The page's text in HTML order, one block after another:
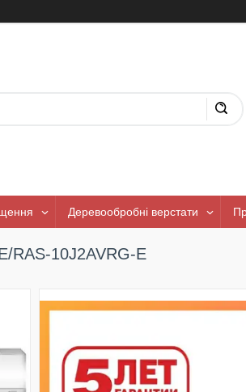
Деревообробні верстати
RAS-10J2AVRG-E